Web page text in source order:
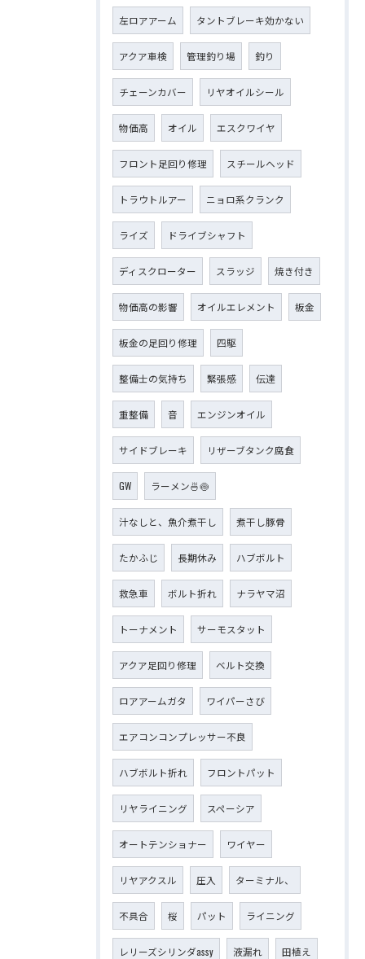
左ロアアーム タントブレーキ効かない
アクア車検 管理釣り場 釣り
チェーンカバー リヤオイルシール
物価高 オイル エスクワイヤ
フロント足回り修理 スチールヘッド
トラウトルアー ニョロ系クランク
ライズ ドライブシャフト
ディスクローター スラッジ 焼き付き
物価高の影響 オイルエレメント 板金
板金の足回り修理 四駆
整備士の気持ち 緊張感 伝達
重整備 音 エンジンオイル
サイドブレーキ リザーブタンク腐食
GW ラーメン🍜🍥
汁なしと、魚介煮干し 煮干し豚骨
たかふじ 長期休み ハブボルト
救急車 ボルト折れ ナラヤマ沼
トーナメント サーモスタット
アクア足回り修理 ベルト交換
ロアアームガタ ワイパーさび
エアコンコンプレッサー不良
ハブボルト折れ フロントパット
リヤライニング スペーシア
オートテンショナー ワイヤー
リヤアクスル 圧入 ターミナル、
不具合 桜 パット ライニング
レリーズシリンダassy 液漏れ 田植え